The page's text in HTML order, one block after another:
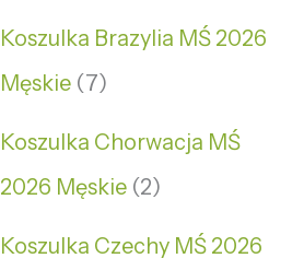
Koszulka Brazylia MŚ 2026
Męskie 7
Koszulka Chorwacja MŚ
2026 Męskie 2
Koszulka Czechy MŚ 2026